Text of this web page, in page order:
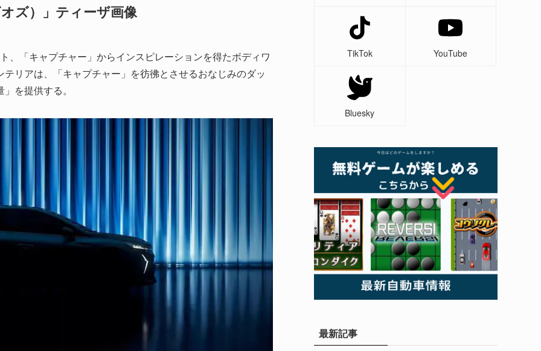
ズ）」ティーザ画像
、「キャプチャー」からインスピレーションを得たボディワ
リアは、「キャプチャー」を彷彿とさせるおなじみのダッ
を提供する。
TikTok YouTube
Bluesky
最新記事